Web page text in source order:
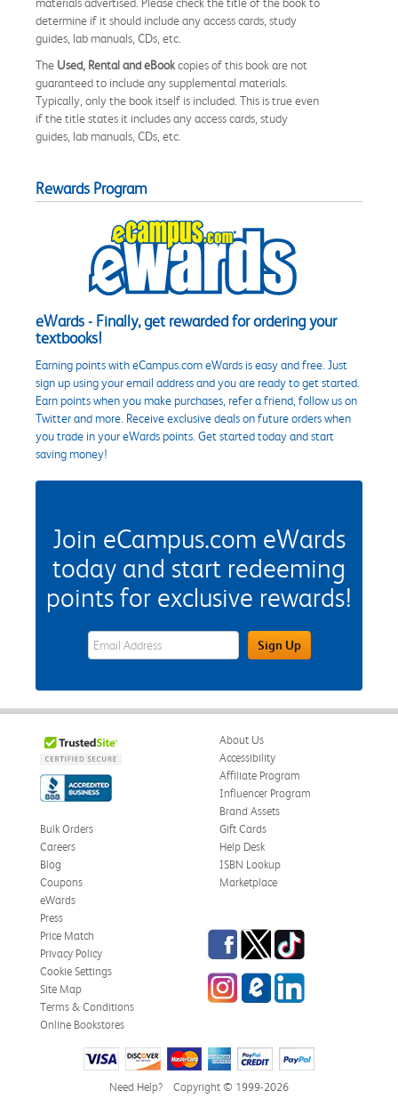
determine if it should include any access cards, study
guides, lab manuals, CDs, etc.
The Used, Rental and eBookcopies of this book are not
guaranteed to include any supplemental materials.
Typically, only the book itself is included. This is true even
if the title states it includes any access cards, study
guides, lab manuals, CDs, etc.
Rewards Program
eWards - Finally, get rewarded for ordering your
textbooks!
Earning points with eCampus.com eWards is easy and free. Just
sign up using your email address and you are ready to get started.
Earn points when you make purchases, refer a friend, follow us on
Twitter and more. Receive exclusive deals on future orders when
you trade in your eWards points. Get started today and start
saving money!
Join eCampus.com eWards
today and start redeeming
points for exclusive rewards!
eWards Sign Up Email Address FieldSign Up
About Us
Accessibility
Affiliate Program
Influencer Program
Brand Assets
Bulk Orders
Careers
Blog
Coupons
eWards
Gift Cards
Help Desk
ISBN Lookup
Marketplace
Press
Price Match
Privacy Policy
Cookie Settings
Site Map
Terms & Conditions
Online Bookstores
Facebook
TwitterTikTok
InstagrameCampus Blog
LinkedIn
Need Help? Copyright © 1999-2026